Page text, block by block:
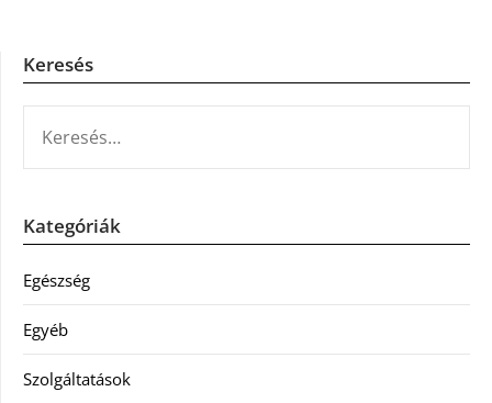
Keresés
Kategóriák
Egészség
Egyéb
Szolgáltatások